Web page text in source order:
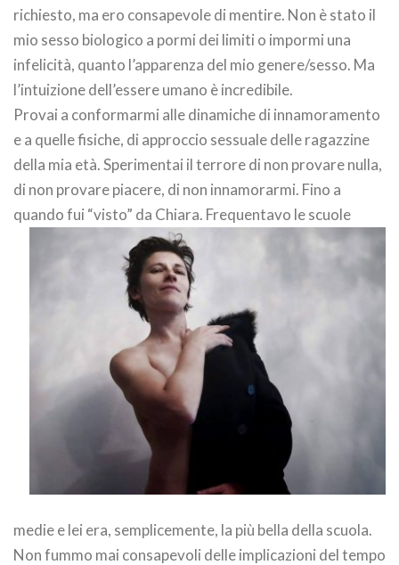
richiesto, ma ero consapevole di mentire. Non è stato il
mio sesso biologico a pormi dei limiti o impormi una
infelicità, quanto l’apparenza del mio genere/sesso. Ma
l’intuizione dell’essere umano è incredibile.
Provai a conformarmi alle dinamiche di innamoramento
e a quelle fisiche, di approccio sessuale delle ragazzine
della mia età. Sperimentai il terrore di non provare nulla,
di non provare piacere, di non innamorarmi. Fino a
quando fui “visto” da Chiara. Frequentavo le scuole
medie e lei era, semplicemente, la più bella della scuola.
Non fummo mai consapevoli delle implicazioni del tempo